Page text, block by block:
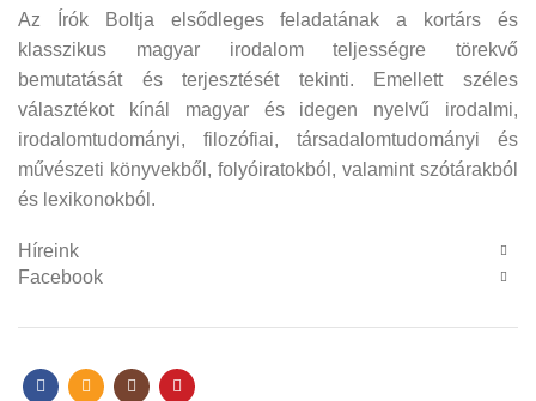
Az Írók Boltja elsődleges feladatának a kortárs és
klasszikus magyar irodalom teljességre törekvő
bemutatását és terjesztését tekinti. Emellett széles
választékot kínál magyar és idegen nyelvű irodalmi,
irodalomtudományi, filozófiai, társadalomtudományi és
művészeti könyvekből, folyóiratokból, valamint szótárakból
és lexikonokból.
Híreink
Facebook